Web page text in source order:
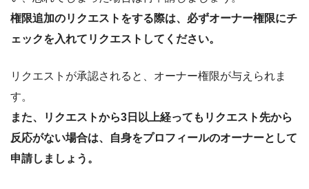
権限追加のリクエストをする際は、必ずオーナー権限にチ
ェックを入れてリクエストしてください。
リクエストが承認されると、オーナー権限が与えられま
す。
また、リクエストから3日以上経ってもリクエスト先から
反応がない場合は、自身をプロフィールのオーナーとして
申請しましょう。